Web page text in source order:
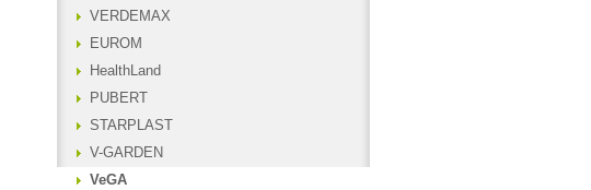
VERDEMAX
EUROM
HealthLand
PUBERT
STARPLAST
V-GARDEN
VeGA